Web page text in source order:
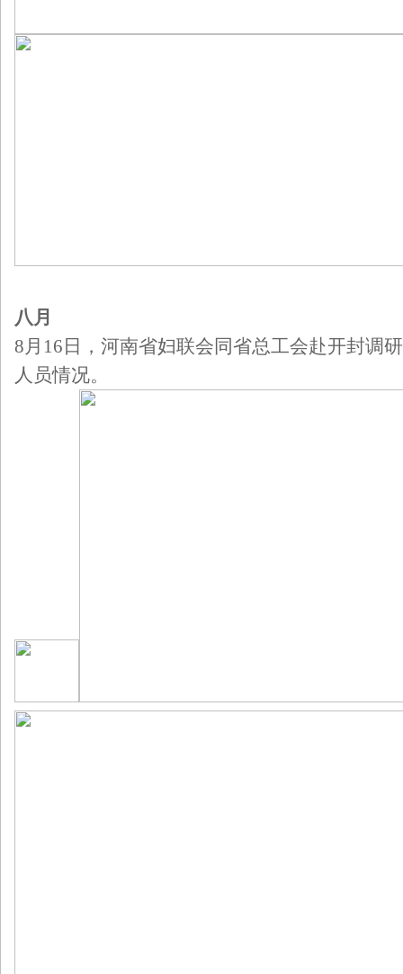
八月
8月16日，河南省妇联会同省总工会赴开封调
人员情况。